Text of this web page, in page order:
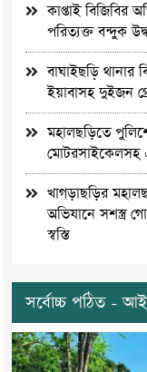
কাপ্তাই বিজিবির
পরিত্যক্ত বন্দুক
বাঘাইছড়ি থানার
ইয়াবাসহ দুইজন
মহালছড়িতে
খাগড়াছড়ির
অভিযানে সশস্ত্র
স্বস্তি
সর্বোচ্চ পঠিত -